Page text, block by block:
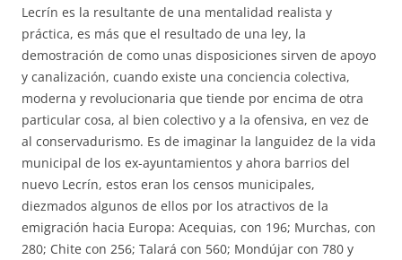
Lecrín es la resultante de una mentalidad realista y
práctica, es más que el resultado de una ley, la
demostración de como unas disposiciones sirven de apoyo
y canalización, cuando existe una conciencia colectiva,
moderna y revolucionaria que tiende por encima de otra
particular cosa, al bien colectivo y a la ofensiva, en vez de
al conservadurismo. Es de imaginar la languidez de la vida
municipal de los ex-ayuntamientos y ahora barrios del
nuevo Lecrín, estos eran los censos municipales,
diezmados algunos de ellos por los atractivos de la
emigración hacia Europa: Acequias, con 196; Murchas, con
280; Chite con 256; Talará con 560; Mondújar con 780 y